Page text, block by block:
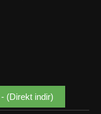
(Direkt indir)